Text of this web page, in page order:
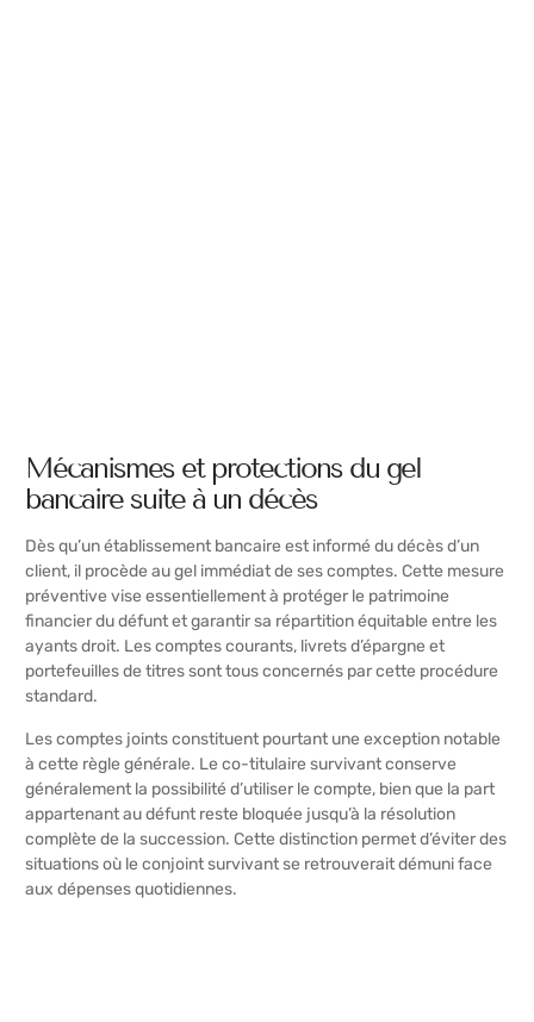
Mécanismes et protections du gel
bancaire suite à un décès
Dès qu’un établissement bancaire est informé du décès d’un
client, il procède au gel immédiat de ses comptes. Cette mesure
préventive vise essentiellement à protéger le patrimoine
financier du défunt et garantir sa répartition équitable entre les
ayants droit. Les comptes courants, livrets d’épargne et
portefeuilles de titres sont tous concernés par cette procédure
standard.
Les comptes joints constituent pourtant une exception notable
à cette règle générale. Le co-titulaire survivant conserve
généralement la possibilité d’utiliser le compte, bien que la part
appartenant au défunt reste bloquée jusqu’à la résolution
complète de la succession. Cette distinction permet d’éviter des
situations où le conjoint survivant se retrouverait démuni face
aux dépenses quotidiennes.